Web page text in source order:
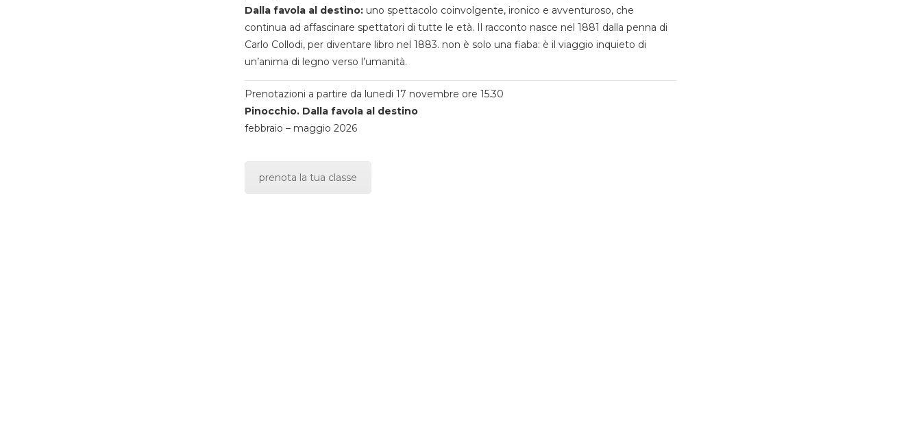
Dalla favola al destino:uno spettacolo coinvolgente, ironico e avventuroso, che
continua ad affascinare spettatori di tutte le età. Il racconto nasce nel 1881 dalla penna di
Carlo Collodi, per diventare libro nel 1883. non è solo una fiaba: è il viaggio inquieto di
un’anima di legno verso l’umanità.
Prenotazioni a partire da lunedi 17 novembre ore 15.30
Pinocchio. Dalla favola al destino
febbraio – maggio 2026
prenota la tua classe